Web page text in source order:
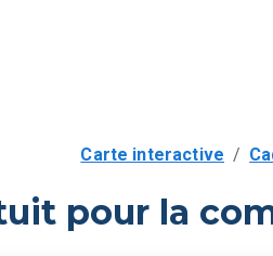
Carte interactive /
pour la